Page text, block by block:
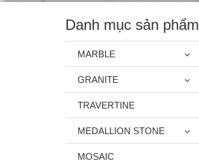
Danh mục sản phẩm
MARBLE
GRANITE
TRAVERTINE
MEDALLION STONE
MOSAIC